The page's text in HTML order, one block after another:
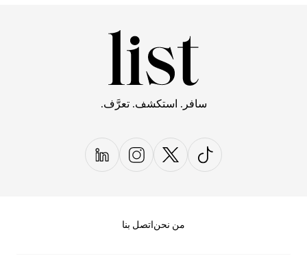
سافر. استكشف. تعرَّف.
من نحن اتصل بنا